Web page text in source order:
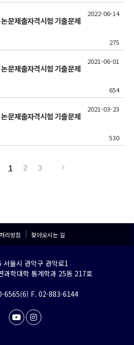
문제출자격시험 기출문제
275
2022-06-14
문제출자격시험 기출문제
654
2021-06-01
문제출자격시험 기출문제
530
2021-03-23
1 2 3
리방침 찾아오시는 길
울시 관악구 관악로1
과학대학 통계학과 25동 217호
6565(6) F. 02-883-6144